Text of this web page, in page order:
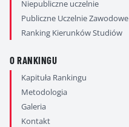
Niepubliczne uczelnie
Publiczne Uczelnie Zawodowe
Ranking Kierunków Studiów
O RANKINGU
Kapituła Rankingu
Metodologia
Galeria
Kontakt